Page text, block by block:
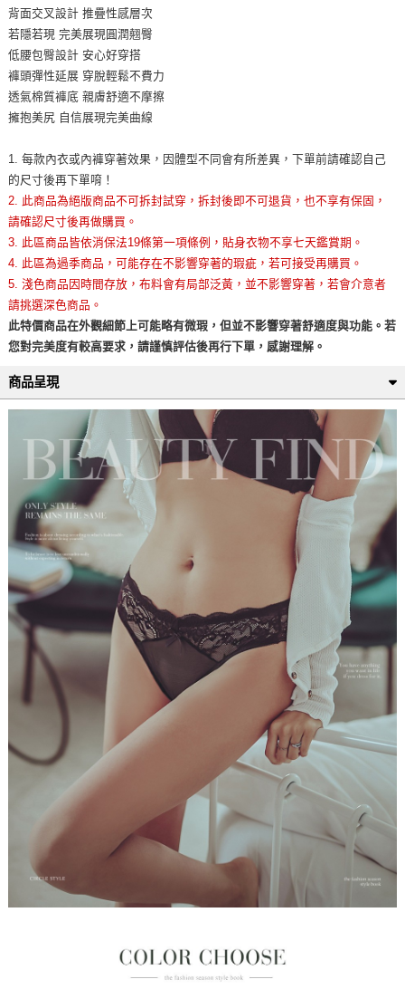
背面交叉設計 推疊性感層次
若隱若現 完美展現圓潤翹臀
低腰包臀設計 安心好穿搭
褲頭彈性延展 穿脫輕鬆不費力
透氣棉質褲底 親膚舒適不摩擦
擁抱美尻 自信展現完美曲線
1. 每款內衣或內褲穿著效果，因體型不同會有所差異，下單前請確認自己
的尺寸後再下單唷！
2. 此商品為絕版商品不可拆封試穿，拆封後即不可退貨，也不享有保固，
請確認尺寸後再做購買。
3. 此區商品皆依消保法19條第一項條例，貼身衣物不享七天鑑賞期。
4. 此區為過季商品，可能存在不影響穿著的瑕疵，若可接受再購買。
5. 淺色商品因時間存放，布料會有局部泛黃，並不影響穿著，若會介意者
請挑選深色商品。
此特價商品在外觀細節上可能略有微瑕，但並不影響穿著舒適度與功能。若
您對完美度有較高要求，請謹慎評估後再行下單，感謝理解。
商品呈現